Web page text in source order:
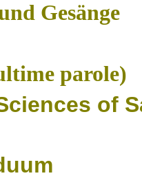
Gesänge
parole)
of